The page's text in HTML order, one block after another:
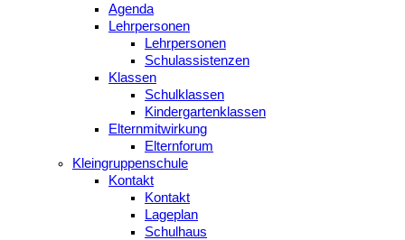
Agenda
Lehrpersonen
Lehrpersonen
Schulassistenzen
Klassen
Schulklassen
Kindergartenklassen
Elternmitwirkung
Elternforum
Kleingruppenschule
Kontakt
Kontakt
Lageplan
Schulhaus